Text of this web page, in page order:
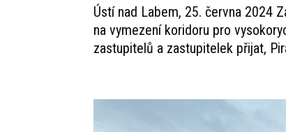
Ústí nad Labem, 25. června 2024
na vymezení koridoru pro
zastupitelů a zastupitelek přijat,